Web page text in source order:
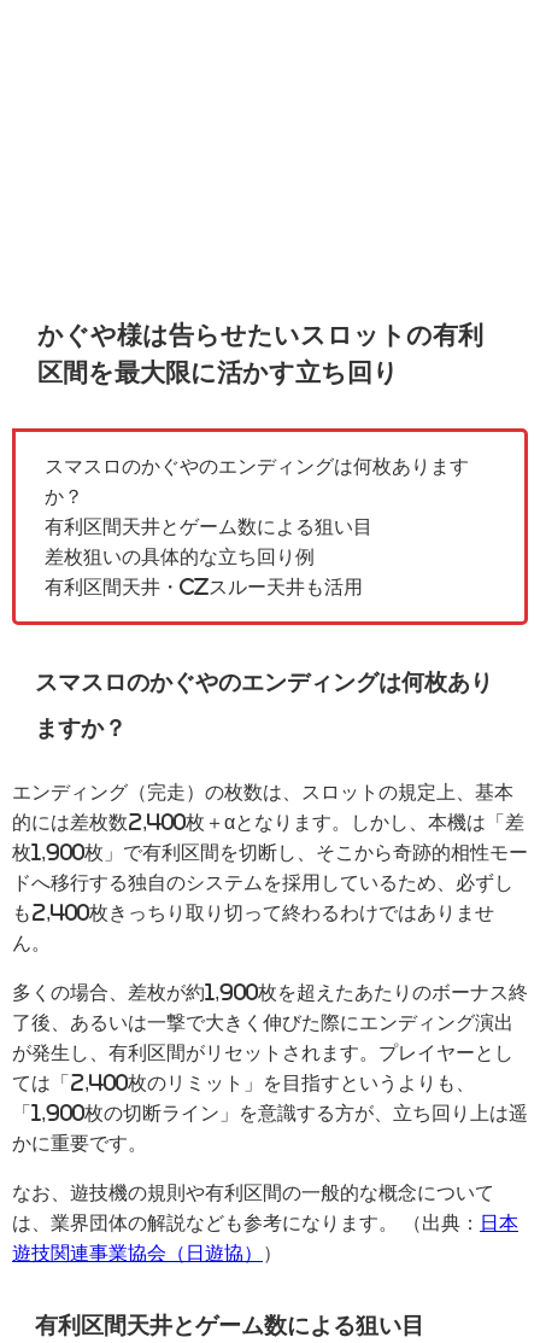
かぐや様は告らせたいスロットの有利
区間を最大限に活かす立ち回り
スマスロのかぐやのエンディングは何枚あります
か？
有利区間天井とゲーム数による狙い目
差枚狙いの具体的な立ち回り例
有利区間天井・CZスルー天井も活用
スマスロのかぐやのエンディングは何枚あり
ますか？
エンディング（完走）の枚数は、スロットの規定上、基本
的には差枚数2,400枚＋αとなります。しかし、本機は「差
枚1,900枚」で有利区間を切断し、そこから奇跡的相性モー
ドへ移行する独自のシステムを採用しているため、必ずし
も2,400枚きっちり取り切って終わるわけではありませ
ん。
多くの場合、差枚が約1,900枚を超えたあたりのボーナス終
了後、あるいは一撃で大きく伸びた際にエンディング演出
が発生し、有利区間がリセットされます。プレイヤーとし
ては「2,400枚のリミット」を目指すというよりも、
「1,900枚の切断ライン」を意識する方が、立ち回り上は遥
かに重要です。
なお、遊技機の規則や有利区間の一般的な概念について
は、業界団体の解説なども参考になります。 （出典：
日本
遊技関連事業協会（日遊協）
）
有利区間天井とゲーム数による狙い目